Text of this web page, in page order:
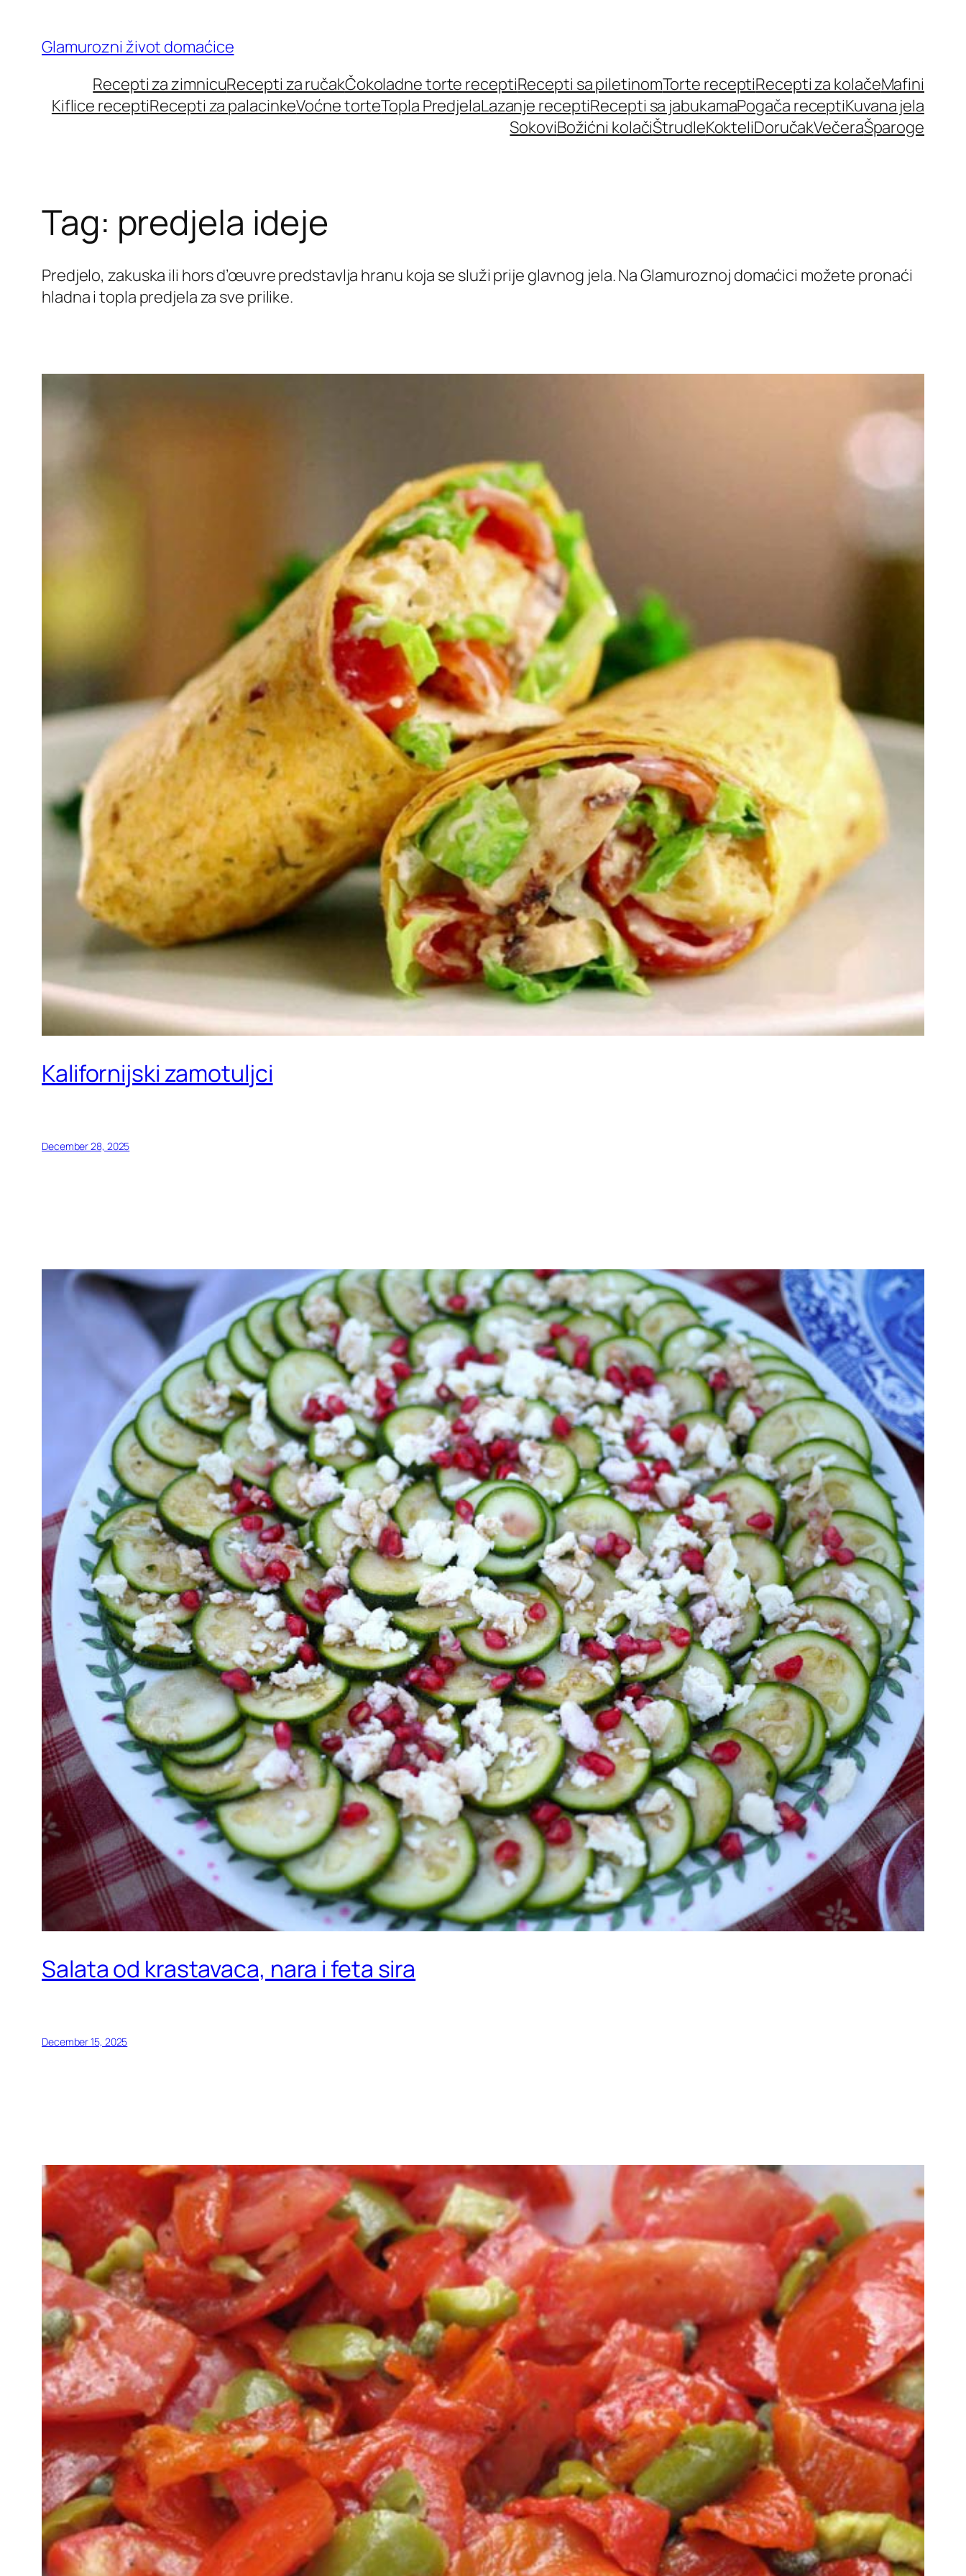
content
Glamurozni život domaćice
Recepti za zimnicuRecepti za ručakČokoladne torte receptiRecepti sa piletinomTorte receptiRecepti za kolačeMafini
Kiflice receptiRecepti za palacinkeVoćne torteTopla PredjelaLazanje receptiRecepti sa jabukamaPogača receptiKuvana jela
SokoviBožićni kolačiŠtrudleKokteliDoručakVečeraŠparoge
Tag: predjela ideje
Predjelo, zakuska ili hors d’œuvre predstavlja hranu koja se služi prije glavnog jela. Na Glamuroznoj domaćici možete pronaći
hladna i topla predjela za sve prilike.
Kalifornijski zamotuljci
December 28, 2025
Salata od krastavaca, nara i feta sira
December 15, 2025